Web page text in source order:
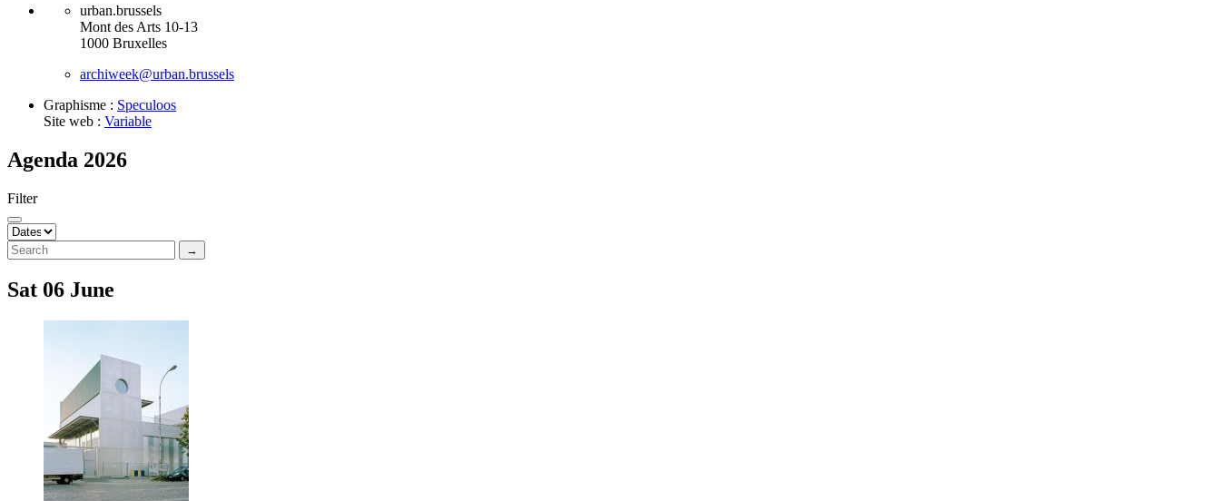
urban.brussels
Mont des Arts 10-13
1000 Bruxelles
archiweek@urban.brussels
Graphisme : Speculoos
Site web : Variable
Agenda 2026
Filter
→
Sat 06 June